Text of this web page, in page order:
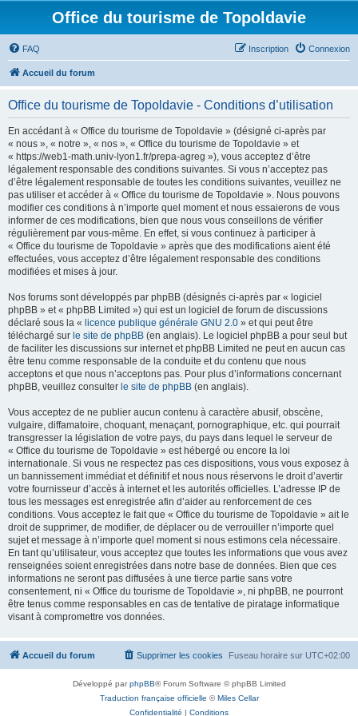
Office du tourisme de Topoldavie
FAQ Connexion
Inscription
Accueil du forum
Office du tourisme de Topoldavie - Conditions d’utilisation
En accédant à « Office du tourisme de Topoldavie » (désigné ci-après par
« nous », « notre », « nos », « Office du tourisme de Topoldavie » et
« https://web1-math.univ-lyon1.fr/prepa-agreg »), vous acceptez d’être
légalement responsable des conditions suivantes. Si vous n’acceptez pas
d’être légalement responsable de toutes les conditions suivantes, veuillez ne
pas utiliser et accéder à « Office du tourisme de Topoldavie ». Nous pouvons
modifier ces conditions à n’importe quel moment et nous essaierons de vous
informer de ces modifications, bien que nous vous conseillons de vérifier
régulièrement par vous-même. En effet, si vous continuez à participer à
« Office du tourisme de Topoldavie » après que des modifications aient été
effectuées, vous acceptez d’être légalement responsable des conditions
modifiées et mises à jour.
Nos forums sont développés par phpBB (désignés ci-après par « logiciel
phpBB » et « phpBB Limited ») qui est un logiciel de forum de discussions
déclaré sous la « licence publique générale GNU 2.0 » et qui peut être
téléchargé sur le site de phpBB (en anglais). Le logiciel phpBB a pour seul but
de faciliter les discussions sur internet et phpBB Limited ne peut en aucun cas
être tenu comme responsable de la conduite et du contenu que nous
acceptons et que nous n’acceptons pas. Pour plus d’informations concernant
phpBB, veuillez consulter le site de phpBB (en anglais).
Vous acceptez de ne publier aucun contenu à caractère abusif, obscène,
vulgaire, diffamatoire, choquant, menaçant, pornographique, etc. qui pourrait
transgresser la législation de votre pays, du pays dans lequel le serveur de
« Office du tourisme de Topoldavie » est hébergé ou encore la loi
internationale. Si vous ne respectez pas ces dispositions, vous vous exposez à
un bannissement immédiat et définitif et nous nous réservons le droit d’avertir
votre fournisseur d’accès à internet et les autorités officielles. L’adresse IP de
tous les messages est enregistrée afin d’aider au renforcement de ces
conditions. Vous acceptez le fait que « Office du tourisme de Topoldavie » ait le
droit de supprimer, de modifier, de déplacer ou de verrouiller n’importe quel
sujet et message à n’importe quel moment si nous estimons cela nécessaire.
En tant qu’utilisateur, vous acceptez que toutes les informations que vous avez
renseignées soient enregistrées dans notre base de données. Bien que ces
informations ne seront pas diffusées à une tierce partie sans votre
consentement, ni « Office du tourisme de Topoldavie », ni phpBB, ne pourront
être tenus comme responsables en cas de tentative de piratage informatique
visant à compromettre vos données.
Accueil du forum Fuseau horaire sur UTC+02:00
Supprimer les cookies
Développé parphpBB® Forum Software © phpBB Limited
Traduction française officielle ©Miles Cellar
Confidentialité | Conditions